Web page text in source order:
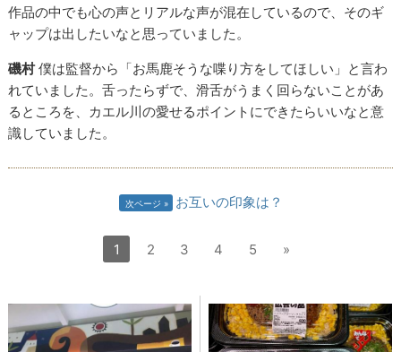
作品の中でも心の声とリアルな声が混在しているので、そのギ
ャップは出したいなと思っていました。
磯村僕は監督から「お馬鹿そうな喋り方をしてほしい」と言わ
れていました。舌ったらずで、滑舌がうまく回らないことがあ
るところを、カエル川の愛せるポイントにできたらいいなと意
識していました。
次ページ お互いの印象は？
1 2 3 4 5 »